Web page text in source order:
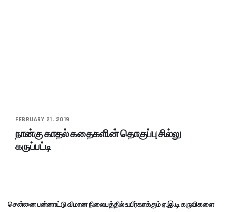
FEBRUARY 21, 2019
நான்கு காதல் கதைகளின் தொகுப்பு சில்லு
கருப்பட்டி
சென்னை பன்னாட்டு விமான நிலையத்தில் உயிர்காக்கும் ஏ.இ.டி கருவிகளை